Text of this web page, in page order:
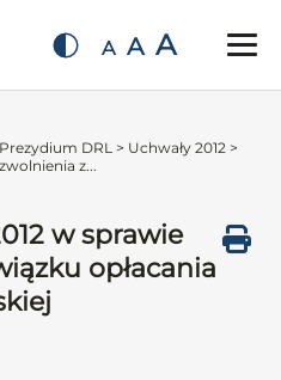
A A A
DRL > Uchwały 2012 >
z...
w sprawie
opłacania